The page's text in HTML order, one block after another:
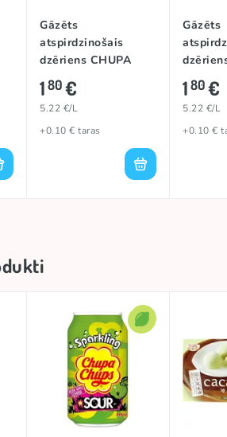
Gāzēts
atspirdzinošais
dzēriens CHUPA
CHUPS (GRAPE),
345ml
180€
5.22 €/L
+0.10 € taras
Gāzēts
180€
5.22 €/L
+0.10 €